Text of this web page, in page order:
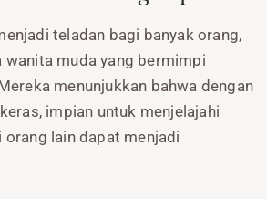
teladan bagi banyak orang,
muda yang bermimpi
menunjukkan bahwa dengan
impian untuk menjelajahi
orang lain dapat menjadi